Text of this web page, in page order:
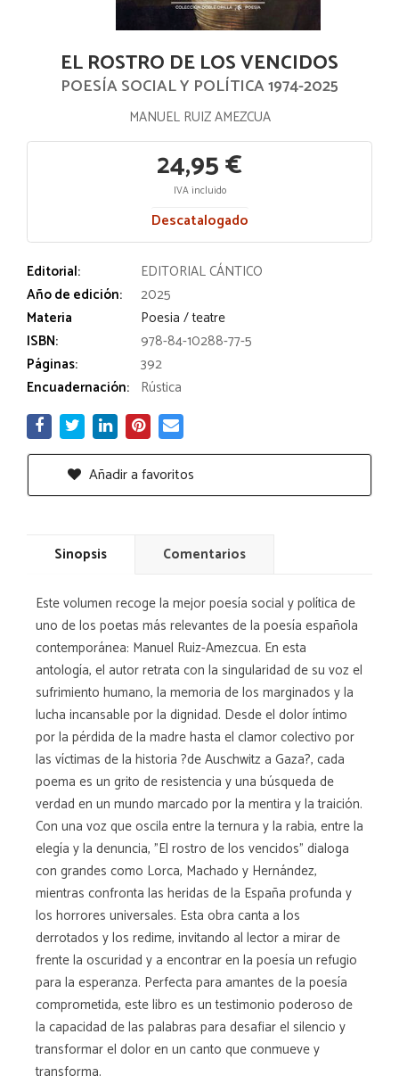
EL ROSTRO DE LOS VENCIDOS
POESÍA SOCIAL Y POLÍTICA 1974-2025
MANUEL RUIZ AMEZCUA
24,95 €
IVA incluido
Descatalogado
Editorial:
EDITORIAL CÁNTICO
Año de edición:
2025
Materia
Poesia / teatre
ISBN:
978-84-10288-77-5
Páginas:
392
Encuadernación: Rústica
Añadir a favoritos
Sinopsis Comentarios
Este volumen recoge la mejor poesía social y política de
uno de los poetas más relevantes de la poesía española
contemporánea: Manuel Ruiz-Amezcua. En esta
antología, el autor retrata con la singularidad de su voz el
sufrimiento humano, la memoria de los marginados y la
lucha incansable por la dignidad. Desde el dolor íntimo
por la pérdida de la madre hasta el clamor colectivo por
las víctimas de la historia ?de Auschwitz a Gaza?, cada
poema es un grito de resistencia y una búsqueda de
verdad en un mundo marcado por la mentira y la traición.
Con una voz que oscila entre la ternura y la rabia, entre la
elegía y la denuncia, "El rostro de los vencidos" dialoga
con grandes como Lorca, Machado y Hernández,
mientras confronta las heridas de la España profunda y
los horrores universales. Esta obra canta a los
derrotados y los redime, invitando al lector a mirar de
frente la oscuridad y a encontrar en la poesía un refugio
para la esperanza. Perfecta para amantes de la poesía
comprometida, este libro es un testimonio poderoso de
la capacidad de las palabras para desafiar el silencio y
transformar el dolor en un canto que conmueve y
transforma.